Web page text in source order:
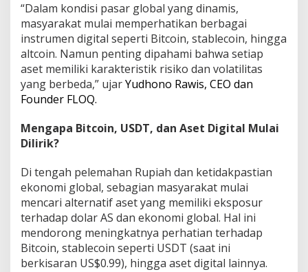
“Dalam kondisi pasar global yang dinamis,
masyarakat mulai memperhatikan berbagai
instrumen digital seperti Bitcoin, stablecoin, hingga
altcoin. Namun penting dipahami bahwa setiap
aset memiliki karakteristik risiko dan volatilitas
yang berbeda,” ujarYudhono Rawis, CEO dan
Founder FLOQ.
Mengapa Bitcoin, USDT, dan Aset Digital Mulai
Dilirik?
Di tengah pelemahan Rupiah dan ketidakpastian
ekonomi global, sebagian masyarakat mulai
mencari alternatif aset yang memiliki eksposur
terhadap dolar AS dan ekonomi global. Hal ini
mendorong meningkatnya perhatian terhadap
Bitcoin, stablecoin seperti USDT (saat ini
berkisaran US$0.99), hingga aset digital lainnya.